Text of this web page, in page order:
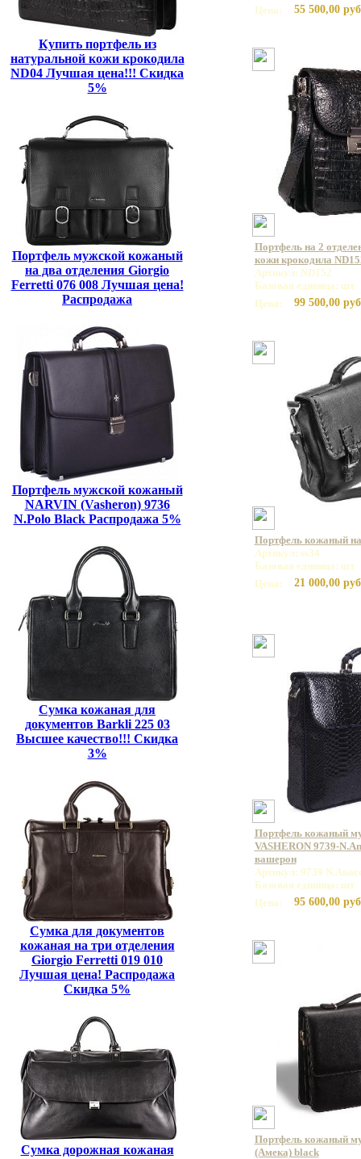
Купить портфель из
натуральной кожи крокодила
ND04 Лучшая цена!!! Скидка
5%
Портфель мужской кожаный
на два отделения Giorgio
Ferretti 076 008 Лучшая цена!
Распродажа
Портфель мужской кожаный
NARVIN (Vasheron) 9736
N.Polo Black Распродажа 5%
Сумка кожаная для
документов Barkli 225 03
Высшее качество!!! Скидка
3%
Сумка для документов
кожаная на три отделения
Giorgio Ferretti 019 010
Лучшая цена! Распродажа
Скидка 5%
Сумка дорожная кожаная
Цена:
55 500,00
Портфель на 2
кожи крокодила
Артикул: ND152
Базовая единица: шт
Цена:
99 500,00
Портфель кожаный на
Артикул: ss34
Базовая единица: шт
Цена:
21 000,00
Портфель кожаный
VASHERON 9739-
вашерон
Артикул: 9739
Базовая единица: шт
Цена:
95 600,00
Портфель кожаный
(Амека) black